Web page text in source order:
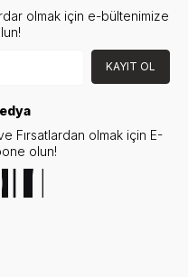
olmak için e-bültenimize
KAYIT OL
Fırsatlardan olmak için E-
olun!